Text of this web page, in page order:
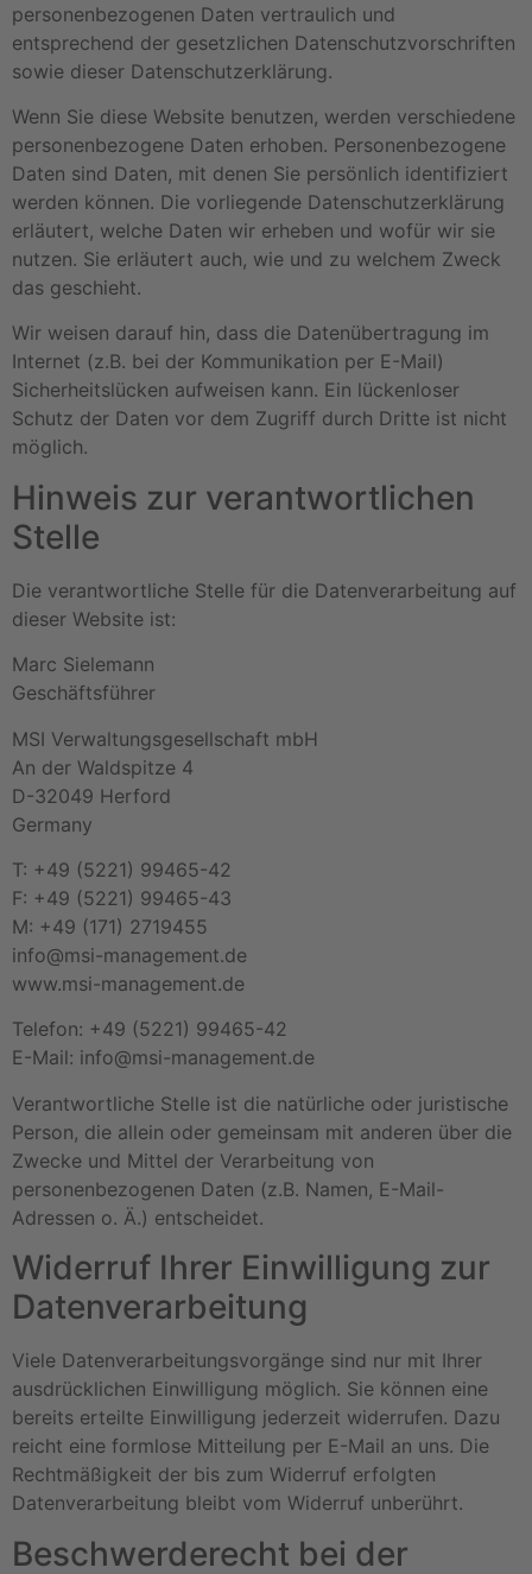
personenbezogenen Daten vertraulich und
entsprechend der gesetzlichen Datenschutzvorschriften
sowie dieser Datenschutzerklärung.
Wenn Sie diese Website benutzen, werden verschiedene
personenbezogene Daten erhoben. Personenbezogene
Daten sind Daten, mit denen Sie persönlich identifiziert
werden können. Die vorliegende Datenschutzerklärung
erläutert, welche Daten wir erheben und wofür wir sie
nutzen. Sie erläutert auch, wie und zu welchem Zweck
das geschieht.
Wir weisen darauf hin, dass die Datenübertragung im
Internet (z.B. bei der Kommunikation per E-Mail)
Sicherheitslücken aufweisen kann. Ein lückenloser
Schutz der Daten vor dem Zugriff durch Dritte ist nicht
möglich.
Hinweis zur verantwortlichen
Stelle
Die verantwortliche Stelle für die Datenverarbeitung auf
dieser Website ist:
Marc Sielemann
Geschäftsführer
MSI Verwaltungsgesellschaft mbH
An der Waldspitze 4
D-32049 Herford
Germany
T: +49 (5221) 99465-42
F: +49 (5221) 99465-43
M: +49 (171) 2719455
info@msi-management.de
www.msi-management.de
Telefon: +49 (5221) 99465-42
E-Mail: info@msi-management.de
Verantwortliche Stelle ist die natürliche oder juristische
Person, die allein oder gemeinsam mit anderen über die
Zwecke und Mittel der Verarbeitung von
personenbezogenen Daten (z.B. Namen, E-Mail-
Adressen o. Ä.) entscheidet.
Widerruf Ihrer Einwilligung zur
Datenverarbeitung
Viele Datenverarbeitungsvorgänge sind nur mit Ihrer
ausdrücklichen Einwilligung möglich. Sie können eine
bereits erteilte Einwilligung jederzeit widerrufen. Dazu
reicht eine formlose Mitteilung per E-Mail an uns. Die
Rechtmäßigkeit der bis zum Widerruf erfolgten
Datenverarbeitung bleibt vom Widerruf unberührt.
Beschwerderecht bei der